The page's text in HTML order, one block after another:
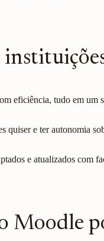
eficiência, tudo em um
quiser e ter autonomia
e atualizados com
Moodle